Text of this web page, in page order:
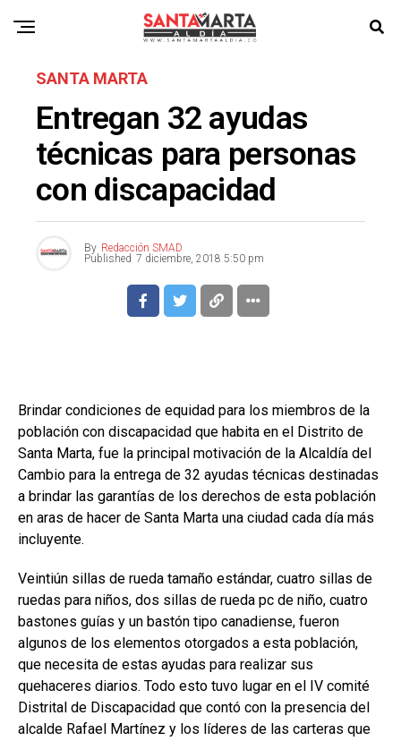
SANTA MARTA
Entregan 32 ayudas
técnicas para personas
con discapacidad
By Redacción SMAD
Published 7 diciembre, 2018 5:50 pm
Brindar condiciones de equidad para los miembros de la
población con discapacidad que habita en el Distrito de
Santa Marta, fue la principal motivación de la Alcaldía del
Cambio para la entrega de 32 ayudas técnicas destinadas
a brindar las garantías de los derechos de esta población
en aras de hacer de Santa Marta una ciudad cada día más
incluyente.
Veintiún sillas de rueda tamaño estándar, cuatro sillas de
ruedas para niños, dos sillas de rueda pc de niño, cuatro
bastones guías y un bastón tipo canadiense, fueron
algunos de los elementos otorgados a esta población,
que necesita de estas ayudas para realizar sus
quehaceres diarios. Todo esto tuvo lugar en el IV comité
Distrital de Discapacidad que contó con la presencia del
alcalde Rafael Martínez y los líderes de las carteras que